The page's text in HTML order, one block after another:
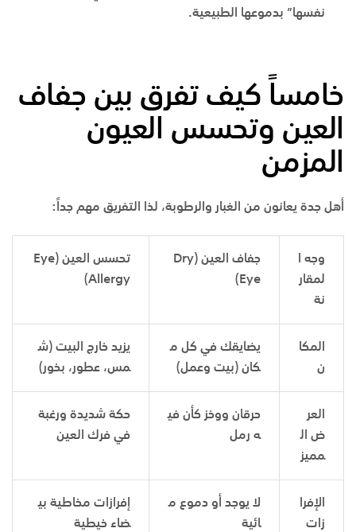
نفسها” بدموعها الطبيعية.
خامساً كيف تفرق بين جفاف
العين وتحسس العيون
المزمن
أهل جدة يعانون من الغبار والرطوبة، لذا التفريق مهم جداً:
وجه ا
لمقار
نة
جفاف العين (Dry
Eye)
تحسس العين (Eye
Allergy)
المكا
ن
يضايقك في كل م
كان (بيت وعمل)
يزيد خارج البيت (ش
مس، عطور، بخور)
العر
ض ال
مميز
حرقان ووخز كأن في
ه رمل
حكة شديدة ورغبة
في فرك العين
الإفرا
زات
لا يوجد أو دموع م
ائية
إفرازات مخاطية بي
ضاء خيطية